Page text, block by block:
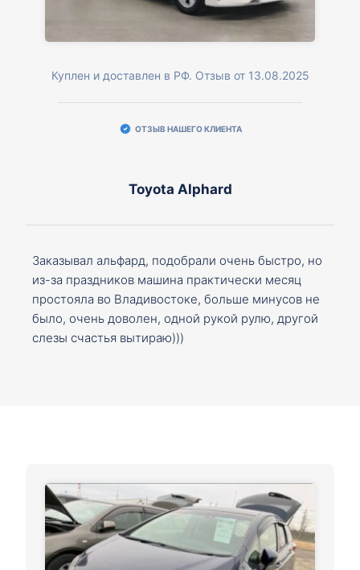
Куплен и доставлен в РФ. Отзыв от 13.08.2025
ОТЗЫВ НАШЕГО КЛИЕНТА
Toyota Alphard
Заказывал альфард, подобрали очень быстро, но
из-за праздников машина практически месяц
простояла во Владивостоке, больше минусов не
было, очень доволен, одной рукой рулю, другой
слезы счастья вытираю)))